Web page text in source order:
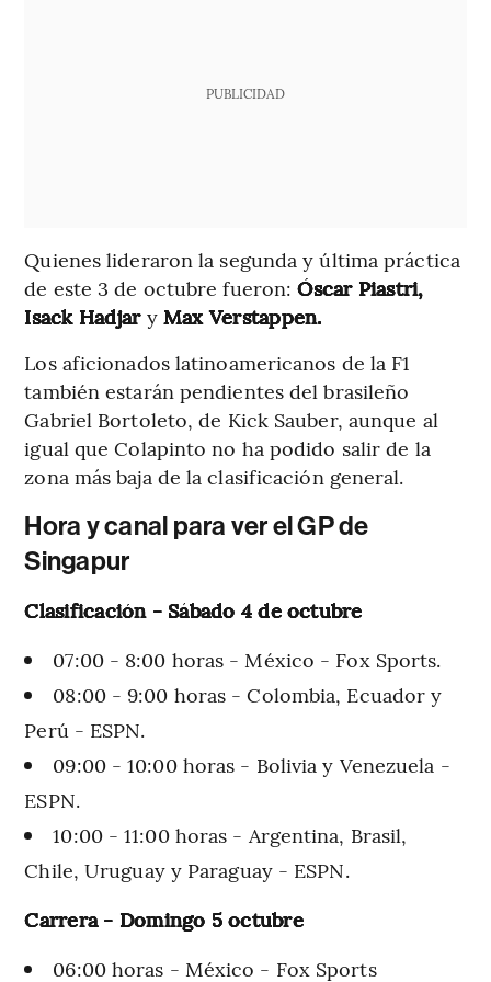
PUBLICIDAD
Quienes lideraron la segunda y última práctica
de este 3 de octubre fueron:Óscar Piastri,
Isack Hadjar yMax Verstappen.
Los aficionados latinoamericanos de la F1
también estarán pendientes del brasileño
Gabriel Bortoleto, de Kick Sauber, aunque al
igual que Colapinto no ha podido salir de la
zona más baja de la clasificación general.
Hora y canal para ver el GP de
Singapur
Clasificación - Sábado 4 de octubre
07:00 - 8:00 horas - México - Fox Sports.
08:00 - 9:00 horas - Colombia, Ecuador y
Perú - ESPN.
09:00 - 10:00 horas - Bolivia y Venezuela -
ESPN.
10:00 - 11:00 horas - Argentina, Brasil,
Chile, Uruguay y Paraguay - ESPN.
Carrera - Domingo 5 octubre
06:00 horas - México - Fox Sports